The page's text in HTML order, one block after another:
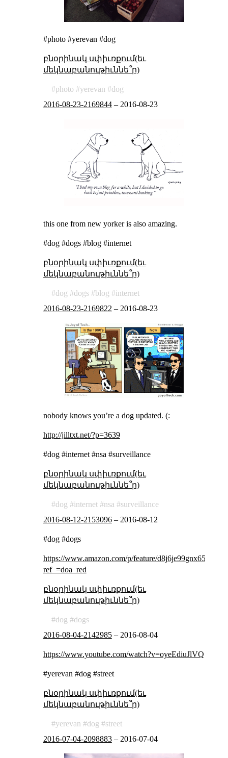
#photo #yerevan #dog
բնօրինակ սփիւռքում(եւ
մեկնաբանութիւննե՞ր)
photo yerevan
dog
2016-08-23-2169844– 2016-08-23
this one from new yorker is also amazing.
#dog #dogs #blog #internet
բնօրինակ սփիւռքում(եւ
մեկնաբանութիւննե՞ր)
dog dogs blog
internet
2016-08-23-2169822 – 2016-08-23
nobody knows you’re a dog updated. (:
http://jilltxt.net/?p=3639
#dog #internet #nsa #surveillance
բնօրինակ սփիւռքում(եւ
մեկնաբանութիւննե՞ր)
dog internet nsa
surveillance
2016-08-12-2153096– 2016-08-12
#dog #dogs
https://www.amazon.com/p/feature/d8j6je99gnx65bk?
ref_=doa_red
բնօրինակ սփիւռքում(եւ
մեկնաբանութիւննե՞ր)
dog
dogs
2016-08-04-2142985– 2016-08-04
https://www.youtube.com/watch?v=oyeEdiuJlVQ
#yerevan #dog #street
բնօրինակ սփիւռքում(եւ
մեկնաբանութիւննե՞ր)
yerevan dog
street
2016-07-04-2098883– 2016-07-04